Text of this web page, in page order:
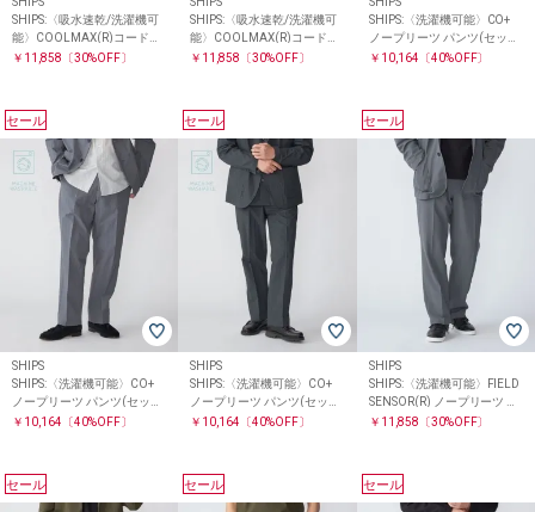
SHIPS:〈吸水速乾/洗濯機可
能〉COOLMAX(R)コードレ
ーン パンツ(セットアップ対
￥11,858 〔30%OFF〕
SHIPS:〈吸水速乾/洗濯機可
能〉COOLMAX(R)コードレ
ーン パンツ(セットアップ対
￥11,858 〔30%OFF〕
SHIPS:〈洗濯機可能〉CO+
ノープリーツ パンツ(セット
アップ対応)
￥10,164 〔40%OFF〕
セール
SHIPS
SHIPS:〈洗濯機可能〉CO+
ノープリーツ パンツ(セット
アップ対応)
￥10,164 〔40%OFF〕
セール
SHIPS
SHIPS:〈洗濯機可能〉CO+
ノープリーツ パンツ(セット
アップ対応)
￥10,164 〔40%OFF〕
セール
SHIPS
SHIPS:〈洗濯機可能〉FIELD
SENSOR(R) ノープリーツ パ
ンツ(セットアップ対応)
￥11,858 〔30%OFF〕
セール セール セール